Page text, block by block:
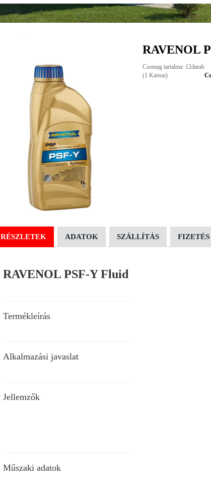
RAVENOL
Csomag tartalma: 12darab
(1 Karton)
RÉSZLETEK ADATOK SZÁLLÍTÁS FIZETÉS
RAVENOL PSF-Y Fluid
Termékleírás
Alkalmazási javaslat
Jellemzők
Műszaki adatok